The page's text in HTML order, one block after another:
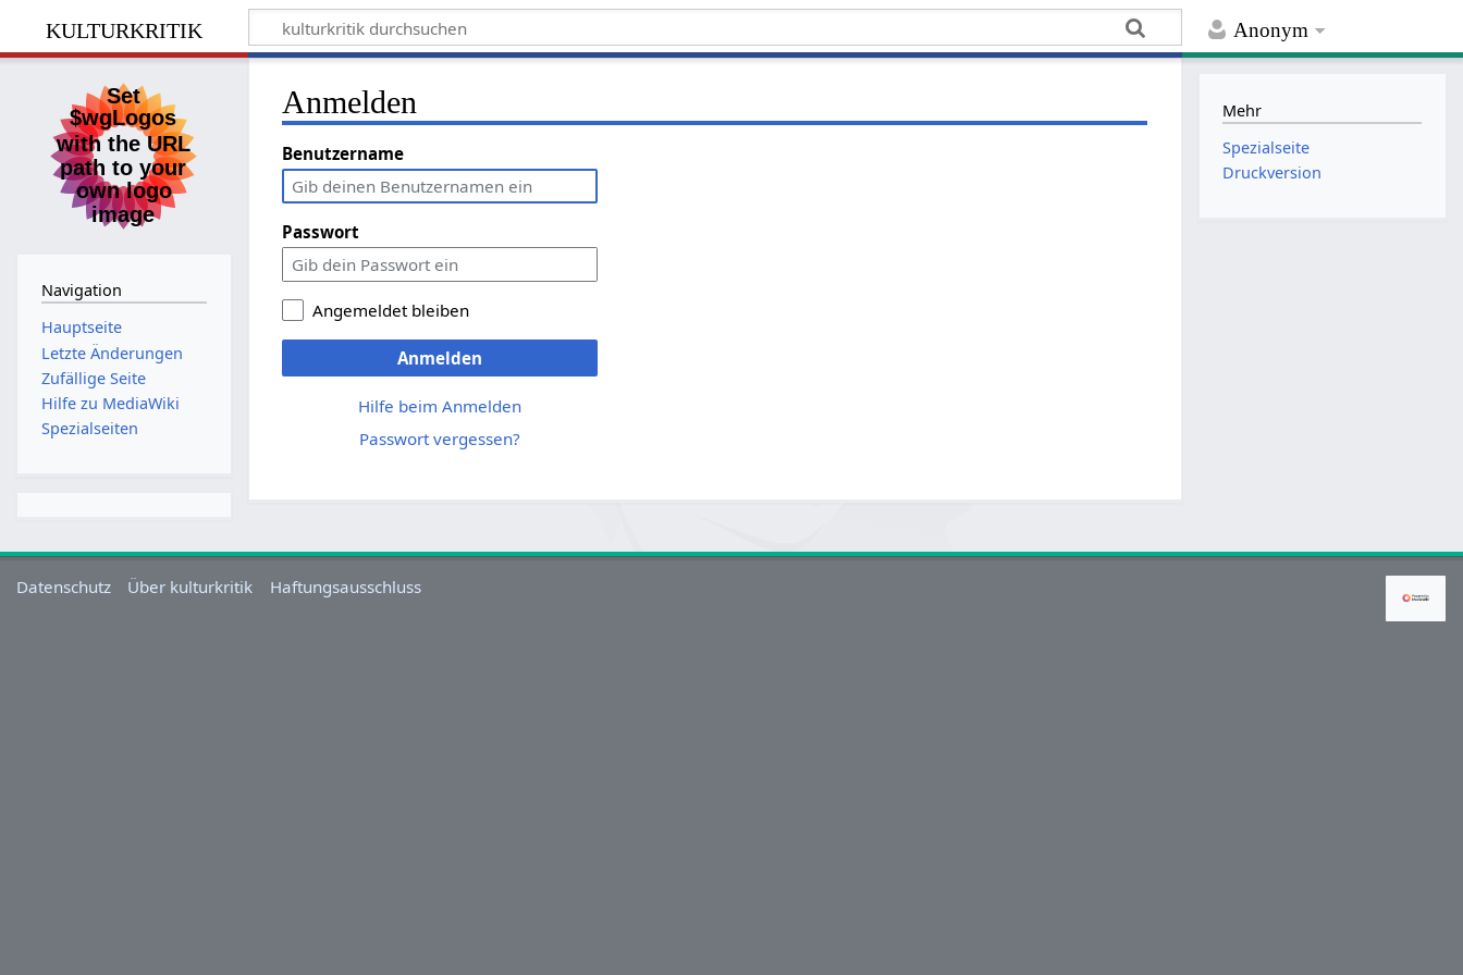
Anonym
kulturkritik
Anmelden
Benutzername
Passwort
Angemeldet bleiben
Anmelden
Hilfe beim Anmelden
Passwort vergessen?
Navigation
Hauptseite
Letzte Änderungen
Zufällige Seite
Hilfe zu MediaWiki
Spezialseiten
Mehr
Spezialseite
Druckversion
Datenschutz Über kulturkritik Haftungsausschluss